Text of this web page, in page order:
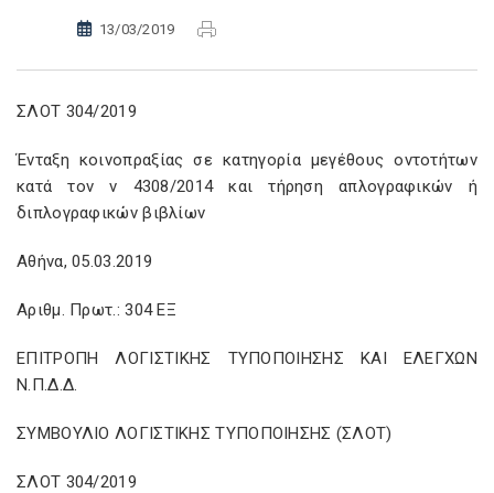
13/03/2019
ΣΛΟΤ 304/2019
Ένταξη κοινοπραξίας σε κατηγορία μεγέθους οντοτήτων
κατά τον ν 4308/2014 και τήρηση απλογραφικών ή
διπλογραφικών βιβλίων
Αθήνα, 05.03.2019
Αριθμ. Πρωτ.: 304 ΕΞ
ΕΠΙΤΡΟΠΗ ΛΟΓΙΣΤΙΚΗΣ ΤΥΠΟΠΟΙΗΣΗΣ ΚΑΙ ΕΛΕΓΧΩΝ
Ν.Π.Δ.Δ.
ΣΥΜΒΟΥΛΙΟ ΛΟΓΙΣΤΙΚΗΣ ΤΥΠΟΠΟΙΗΣΗΣ (ΣΛΟΤ)
ΣΛΟΤ 304/2019